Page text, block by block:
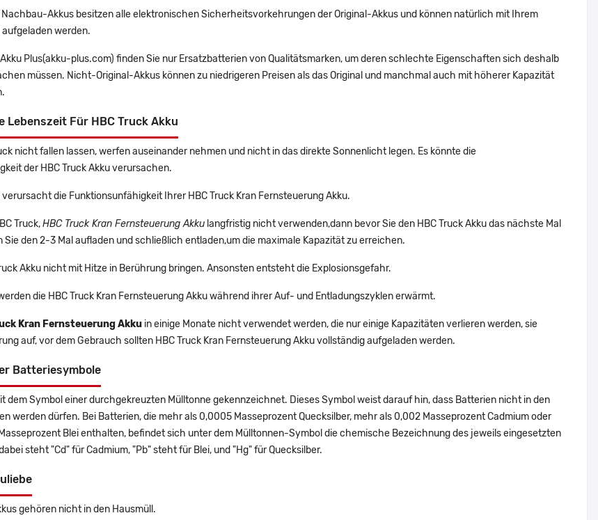
Nachbau-Akkus besitzen alle elektronischen Sicherheitsvorkehrungen der Original-Akkus und können natürlich mit Ihrem
werden.
Akku Plus(akku-plus.com) finden Sie nur Ersatzbatterien von Qualitätsmarken, um deren schlechte Eigenschaften sich deshalb
müssen. Nicht-Original-Akkus können zu niedrigeren Preisen als das Original und manchmal auch mit höherer Kapazität
Lebenszeit Für HBC Truck Akku
nicht fallen lassen, werfen auseinander nehmen und nicht in das direkte Sonnenlicht legen. Es könnte die
der HBC Truck Akku verursachen.
verursacht die Funktionsunfähigkeit Ihrer HBC Truck Kran Fernsteuerung Akku.
Truck,HBC Truck Kran Fernsteuerung Akku langfristig nicht verwenden,dann bevor Sie den HBC Truck Akku das nächste Mal
Sie den 2-3 Mal aufladen und schließlich entladen,um die maximale Kapazität zu erreichen.
Akku nicht mit Hitze in Berührung bringen. Ansonsten entsteht die Explosionsgefahr.
die HBC Truck Kran Fernsteuerung Akku während ihrer Auf- und Entladungszyklen erwärmt.
Kran Fernsteuerung Akku in einige Monate nicht verwendet werden, die nur einige Kapazitäten verlieren werden, sie
auf, vor dem Gebrauch sollten HBC Truck Kran Fernsteuerung Akku vollständig aufgeladen werden.
Batteriesymbole
dem Symbol einer durchgekreuzten Mülltonne gekennzeichnet. Dieses Symbol weist darauf hin, dass Batterien nicht in den
werden dürfen. Bei Batterien, die mehr als 0,0005 Masseprozent Quecksilber, mehr als 0,002 Masseprozent Cadmium oder
Blei enthalten, befindet sich unter dem Mülltonnen-Symbol die chemische Bezeichnung des jeweils eingesetzten
steht "Cd" für Cadmium, "Pb" steht für Blei, und "Hg" für Quecksilber.
gehören nicht in den Hausmüll.